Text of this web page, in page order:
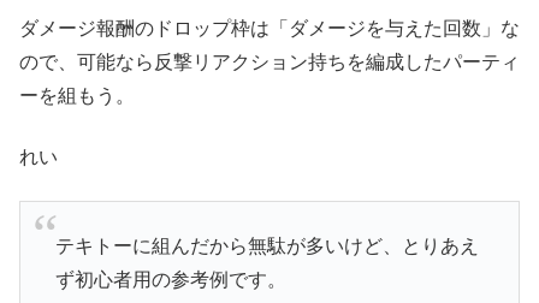
ダメージ報酬のドロップ枠は「ダメージを与えた回数」な
ので、可能なら反撃リアクション持ちを編成したパーティ
ーを組もう。
れい
テキトーに組んだから無駄が多いけど、とりあえ
ず初心者用の参考例です。